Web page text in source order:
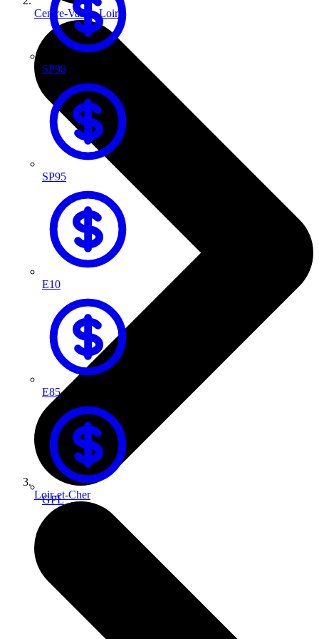
SP98
SP95
E10
E85
GPL
Centre-Val de Loire
Loir-et-Cher